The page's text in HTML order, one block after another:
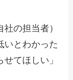
の担当者）
いとわかった
てほしい」